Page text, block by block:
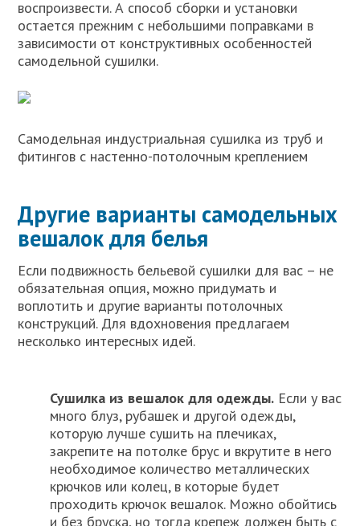
воспроизвести. А способ сборки и установки
остается прежним с небольшими поправками в
зависимости от конструктивных особенностей
самодельной сушилки.
Самодельная индустриальная сушилка из труб и
фитингов с настенно-потолочным креплением
Другие варианты самодельных
вешалок для белья
Если подвижность бельевой сушилки для вас – не
обязательная опция, можно придумать и
воплотить и другие варианты потолочных
конструкций. Для вдохновения предлагаем
несколько интересных идей.
Сушилка из вешалок для одежды. Если у вас
много блуз, рубашек и другой одежды,
которую лучше сушить на плечиках,
закрепите на потолке брус и вкрутите в него
необходимое количество металлических
крючков или колец, в которые будет
проходить крючок вешалок. Можно обойтись
и без бруска, но тогда крепеж должен быть с